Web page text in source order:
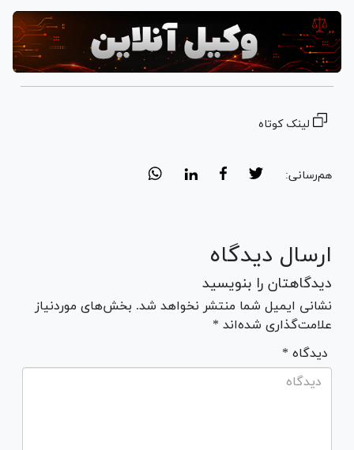
لینک کوتاه
هم‌رسانی:
ارسال دیدگاه
دیدگاهتان را بنویسید
نشانی ایمیل شما منتشر نخواهد شد. بخش‌های موردنیاز
علامت‌گذاری شده‌اند *
* دیدگاه